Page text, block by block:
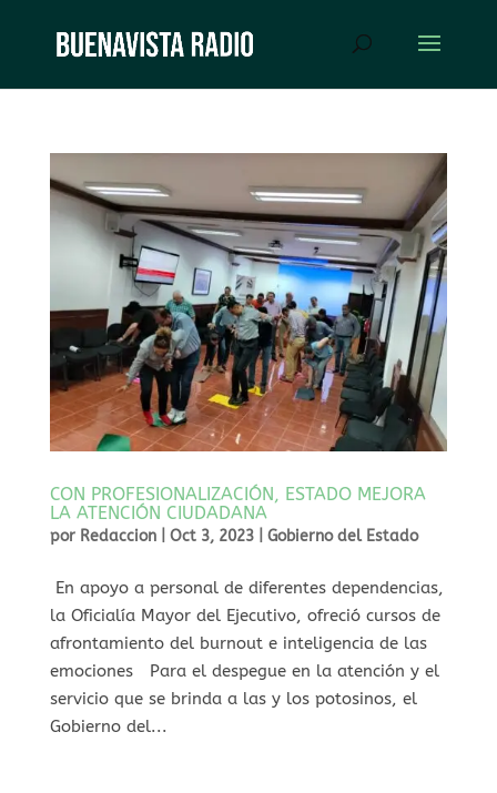
CON PROFESIONALIZACIÓN, ESTADO MEJORA
LA ATENCIÓN CIUDADANA
por Redaccion| Oct 3, 2023| Gobierno del Estado
En apoyo a personal de diferentes dependencias,
la Oficialía Mayor del Ejecutivo, ofreció cursos de
afrontamiento del burnout e inteligencia de las
emociones Para el despegue en la atención y el
servicio que se brinda a las y los potosinos, el
Gobierno del...